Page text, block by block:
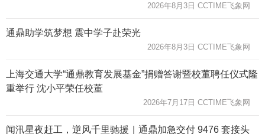
2026年8月3日 CCTIME飞象网
通鼎助学筑梦想 震中学子赴荣光
2026年8月3日 CCTIME飞象网
上海交通大学“通鼎教育发展基金”捐赠答谢暨校董聘任仪式隆
重举行 沈小平荣任校董
2026年7月17日 CCTIME飞象网
闻汛星夜赶工，逆风千里驰援｜通鼎加急交付 9476 套接头